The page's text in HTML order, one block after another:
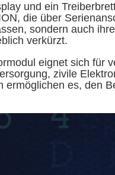
und ein
die über
sondern auch
verkürzt.
eignet sich für
zivile
es, den